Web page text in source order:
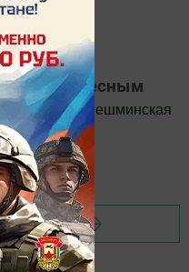
MАХ:
и интересным
канале"Шешминская
новости